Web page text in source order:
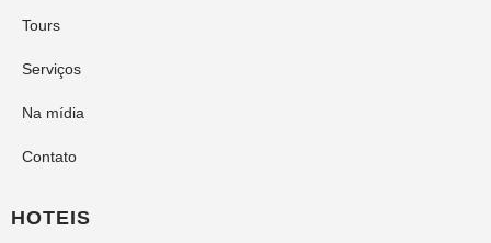
Tours
Serviços
Na mídia
Contato
HOTEIS